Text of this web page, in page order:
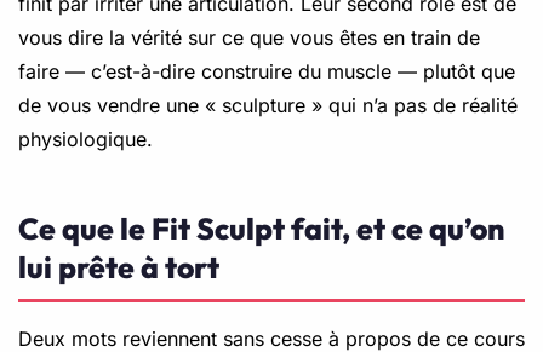
vous dire la vérité sur ce que vous êtes en train de
faire — c’est-à-dire construire du muscle — plutôt que
de vous vendre une « sculpture » qui n’a pas de réalité
physiologique.
Ce que le Fit Sculpt fait, et ce qu’on
lui prête à tort
Deux mots reviennent sans cesse à propos de ce cours